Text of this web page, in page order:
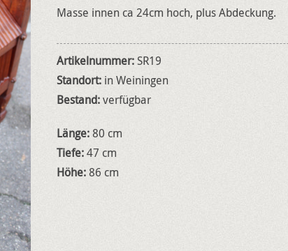
Masse innen ca 24cm hoch, plus Abdeckung.
Artikelnummer:SR19
Standort: in Weiningen
Bestand:verfügbar
Länge: 80 cm
Tiefe:47 cm
Höhe: 86 cm